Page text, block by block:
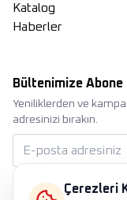
Çerezleri
Katalog
Haberler
Bültenimize Abone
Yeniliklerden ve
adresinizi bırakın.